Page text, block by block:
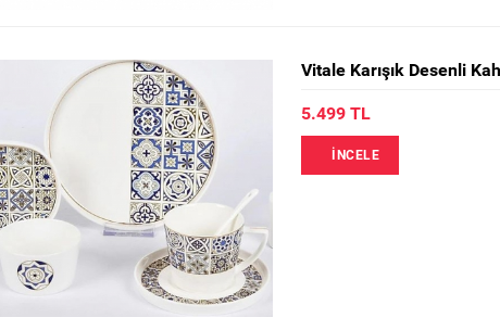
Vitale Karışık Desenli
5.499 TL
İNCELE